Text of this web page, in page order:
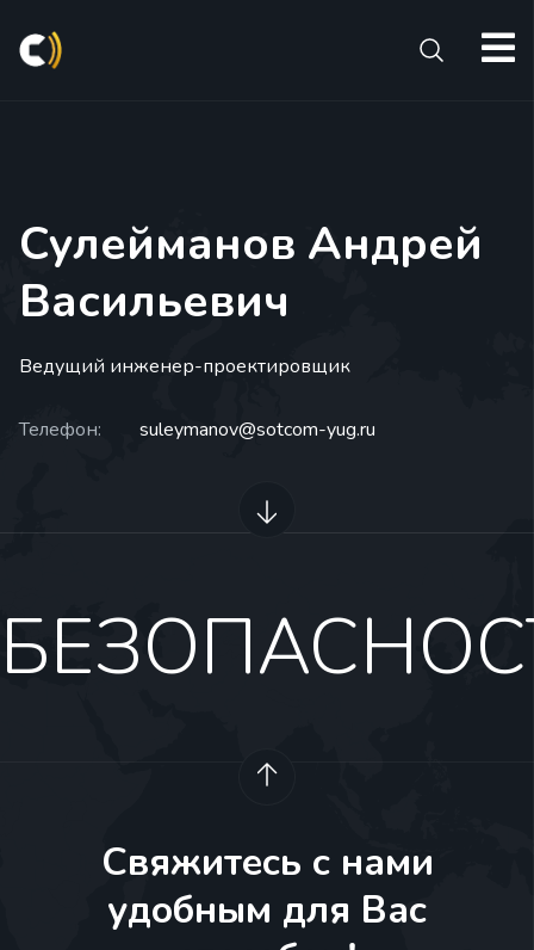
Сулейманов Андрей
Васильевич
Ведущий инженер-проектировщик
Телефон: suleymanov@sotcom-yug.ru
Свяжитесь с нами
удобным для Вас